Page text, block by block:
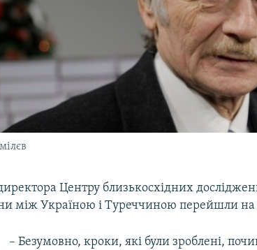
Центру близькосхідних
між Україною і Туреччиною перейшли на
– Безумовно, кроки, які були зроблені,